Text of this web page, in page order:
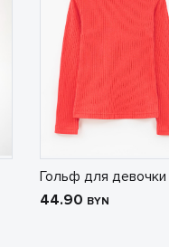
Гольф для девочки
44.90 BYN